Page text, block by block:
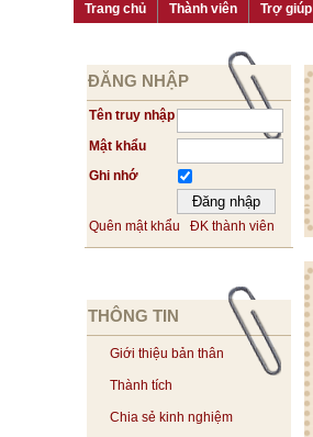
Trang chủ Thành viên Trợ giúp
ĐĂNG NHẬP
Tên truy nhập
Mật khẩu
Ghi nhớ
Quên mật khẩu ĐK thành viên
THÔNG TIN
Giới thiệu bản thân
Thành tích
Chia sẻ kinh nghiệm